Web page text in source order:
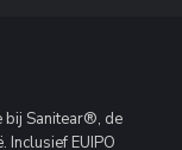
bij Sanitear®, de
Inclusief EUIPO